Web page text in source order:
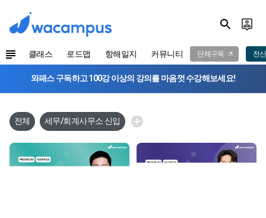
클래스 로드맵 항해일지 커뮤니티 단체구독 전
와패스 구독하고 100강 이상의 강의를 마음껏 수강해보세요!
전체 세무/회계사무소 신입